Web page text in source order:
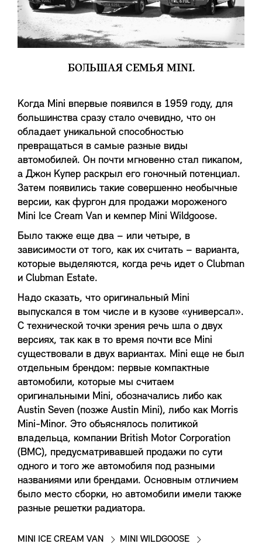
БОЛЬШАЯ СЕМЬЯ MINI.
Когда Mini впервые появился в 1959 году, для
большинства сразу стало очевидно, что он
обладает уникальной способностью
превращаться в самые разные виды
автомобилей. Он почти мгновенно стал пикапом,
а Джон Купер раскрыл его гоночный потенциал.
Затем появились такие совершенно необычные
версии, как фургон для продажи мороженого
Mini Ice Cream Van и кемпер Mini Wildgoose.
Было также еще два – или четыре, в
зависимости от того, как их считать – варианта,
которые выделяются, когда речь идет о Clubman
и Clubman Estate.
Надо сказать, что оригинальный Mini
выпускался в том числе и в кузове «универсал».
С технической точки зрения речь шла о двух
версиях, так как в то время почти все Mini
существовали в двух вариантах. Mini еще не был
отдельным брендом: первые компактные
автомобили, которые мы считаем
оригинальными Mini, обозначались либо как
Austin Seven (позже Austin Mini), либо как Morris
Mini-Minor. Это объяснялось политикой
владельца, компании British Motor Corporation
(BMC), предусматривавшей продажи по сути
одного и того же автомобиля под разными
названиями или брендами. Основным отличием
было место сборки, но автомобили имели также
разные решетки радиатора.
MINI ICE CREAM VAN MINI WILDGOOSE